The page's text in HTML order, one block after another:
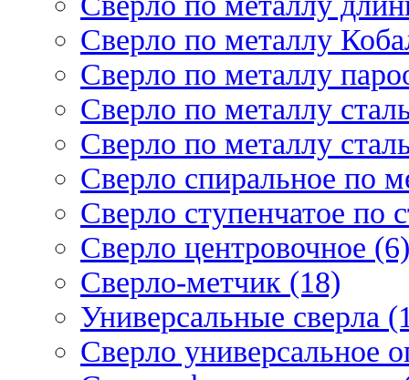
Сверло по металлу
Сверло по металлу
Сверло по металлу
Сверло по металлу
Сверло спиральное по
Сверло ступенчатое по
Сверло центровочное (6)
Сверло-метчик (18)
Универсальные сверла
Сверло универсальное